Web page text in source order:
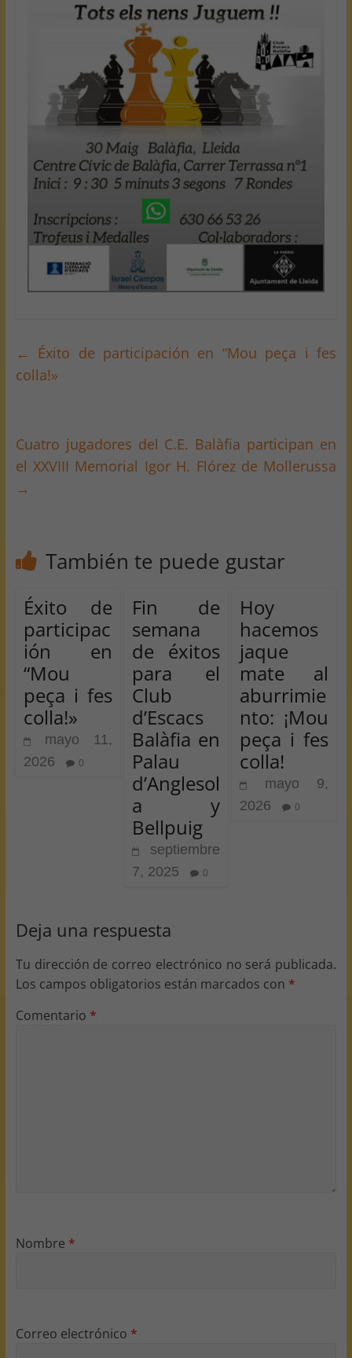
←
Éxito de participación en “Mou peça i fes
colla!»
Cuatro jugadores del C.E. Balàfia participan en
el XXVIII Memorial Igor H. Flórez de Mollerussa
→
También te puede gustar
Éxito de
participac
ión en
“Mou
peça i fes
colla!»
mayo 11,
2026
0
Fin de
semana
de éxitos
para el
Club
d’Escacs
Balàfia en
Palau
d’Anglesol
a y
Bellpuig
septiembre
7, 2025
0
Hoy
hacemos
jaque
mate al
aburrimie
nto: ¡Mou
peça i fes
colla!
mayo 9,
2026
0
Deja una respuesta
Tu dirección de correo electrónico no será publicada.
Los campos obligatorios están marcados con *
Comentario *
Nombre *
Correo electrónico *